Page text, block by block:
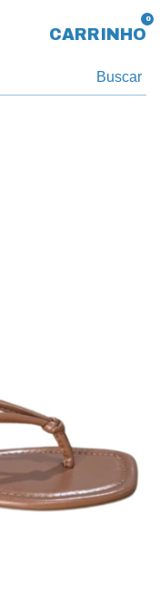
CARRINHO
0
Buscar